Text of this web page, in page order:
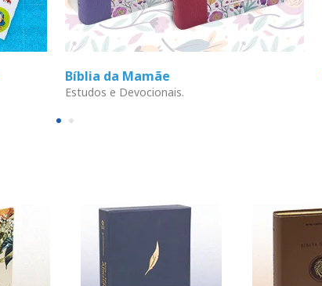
Bíblia da Mamãe
Estudos e Devocionais.